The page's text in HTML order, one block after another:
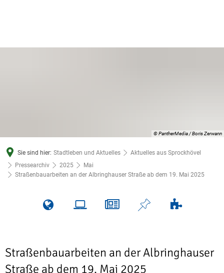
© PantherMedia / Boris Zerwann
Sie sind hier: Stadtleben und Aktuelles
Aktuelles aus Sprockhövel
Pressearchiv
2025
Mai
Straßenbauarbeiten an der Albringhauser Straße ab dem 19. Mai 2025
Straßenbauarbeiten an der Albringhauser
Straße ab dem 19. Mai 2025